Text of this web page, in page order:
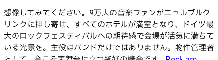
想像してみてください。9万人の音楽ファンがニュルブルク
リンクに押し寄せ、すべてのホテルが満室となり、ドイツ最
大のロックフェスティバルへの期待感で会場が活気に満ちて
いる光景を。主役はバンドだけではありません。物件管理者